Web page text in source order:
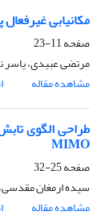
مکانیابی
صفحه11-23
مرتضی عبیدی، یاسر
مشاهده مقاله
طراحی الگوی
MIMO
صفحه25-32
سیده ارمغان
مشاهده مقاله